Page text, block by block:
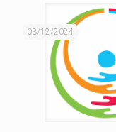
03/12/2024